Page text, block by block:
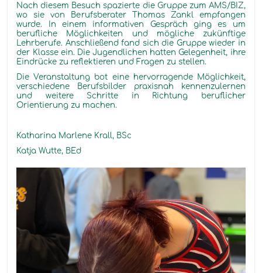
Nach diesem Besuch spazierte die Gruppe zum AMS/BIZ,
wo sie von Berufsberater Thomas Zankl empfangen
wurde. In einem informativen Gespräch ging es um
berufliche Möglichkeiten und mögliche zukünftige
Lehrberufe. Anschließend fand sich die Gruppe wieder in
der Klasse ein. Die Jugendlichen hatten Gelegenheit, ihre
Eindrücke zu reflektieren und Fragen zu stellen.
Die Veranstaltung bot eine hervorragende Möglichkeit,
verschiedene Berufsbilder praxisnah kennenzulernen
und weitere Schritte in Richtung beruflicher
Orientierung zu machen.
Katharina Marlene Krall, BSc
Katja Wutte, BEd